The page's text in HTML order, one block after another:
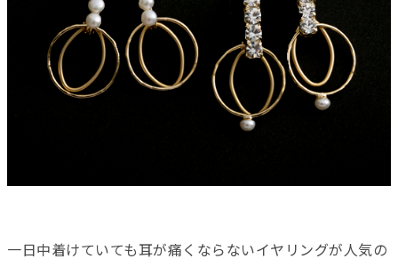
一日中着けていても耳が痛くならないイヤリングが人気の